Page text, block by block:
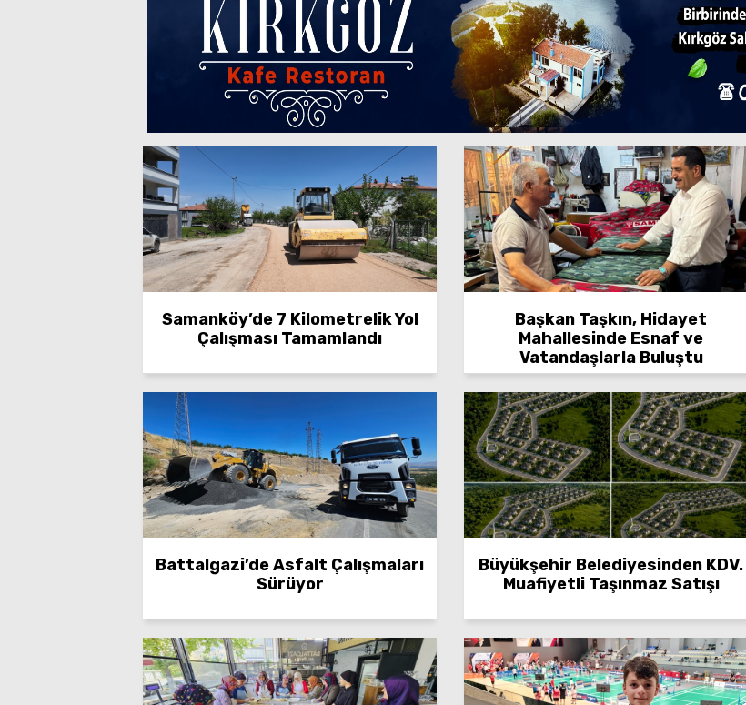
Samanköy’de 7 Kilometrelik Yol
Çalışması Tamamlandı
Başkan Taşkın, Hidayet
Mahallesinde Esnaf ve
Vatandaşlarla Buluştu
Battalgazi’de Asfalt Çalışmaları
Sürüyor
Büyükşehir Belediyesinden KDV.
Muafiyetli Taşınmaz Satışı